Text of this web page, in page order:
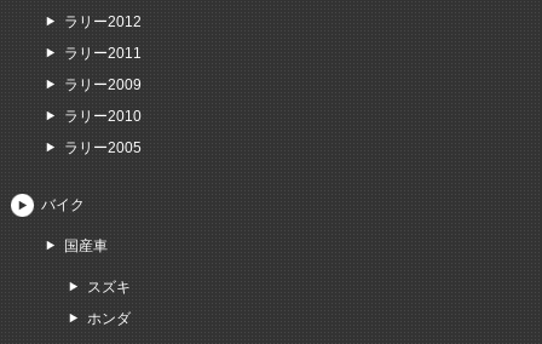
ラリー2012
ラリー2011
ラリー2009
ラリー2010
ラリー2005
バイク
国産車
スズキ
ホンダ